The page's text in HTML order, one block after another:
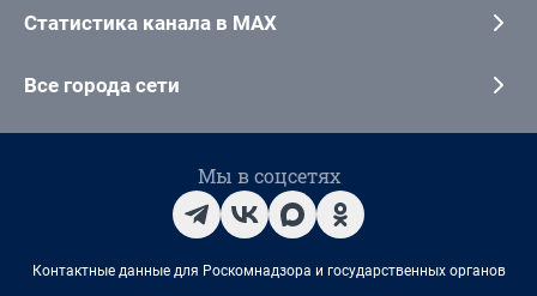
Статистика канала в MAX
Все города сети
Мы в соцсетях
Контактные данные для Роскомнадзора и государственных органов